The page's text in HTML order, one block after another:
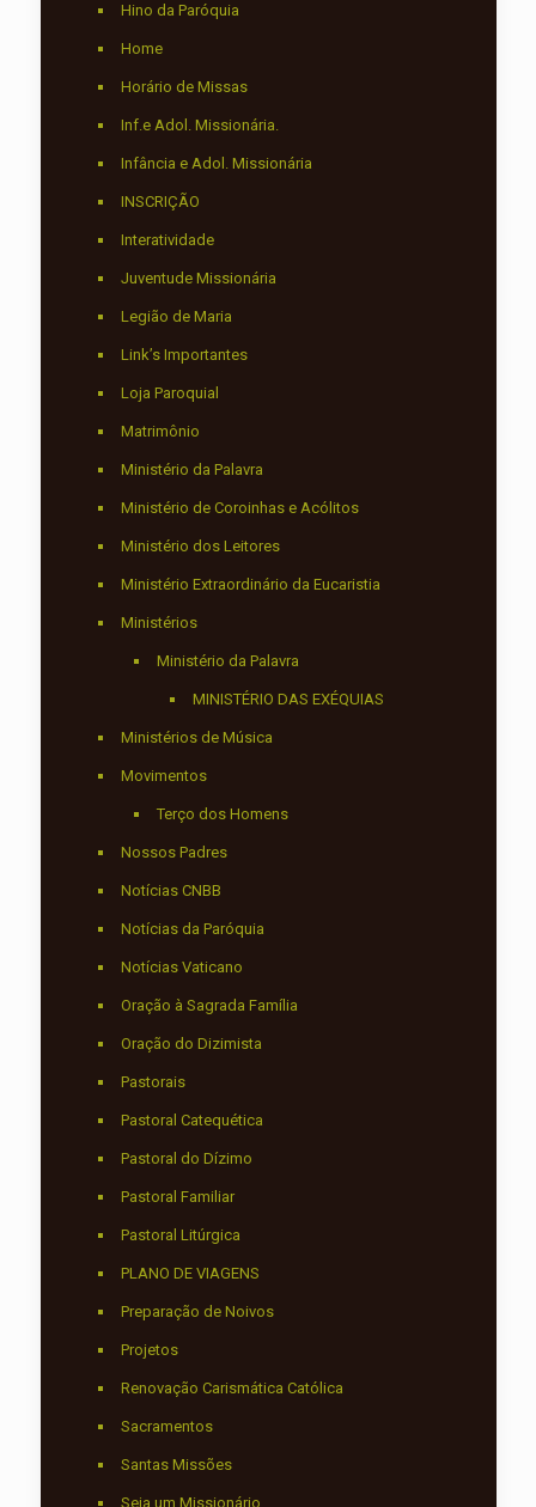
Hino da Paróquia
Home
Horário de Missas
Inf.e Adol. Missionária.
Infância e Adol. Missionária
INSCRIÇÃO
Interatividade
Juventude Missionária
Legião de Maria
Link’s Importantes
Loja Paroquial
Matrimônio
Ministério da Palavra
Ministério de Coroinhas e Acólitos
Ministério dos Leitores
Ministério Extraordinário da Eucaristia
Ministérios
Ministério da Palavra
MINISTÉRIO DAS EXÉQUIAS
Ministérios de Música
Movimentos
Terço dos Homens
Nossos Padres
Notícias CNBB
Notícias da Paróquia
Notícias Vaticano
Oração à Sagrada Família
Oração do Dizimista
Pastorais
Pastoral Catequética
Pastoral do Dízimo
Pastoral Familiar
Pastoral Litúrgica
PLANO DE VIAGENS
Preparação de Noivos
Projetos
Renovação Carismática Católica
Sacramentos
Santas Missões
Seja um Missionário